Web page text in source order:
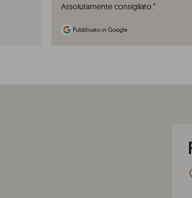
Assolutamente consigliato.”
Pubblicato in Google